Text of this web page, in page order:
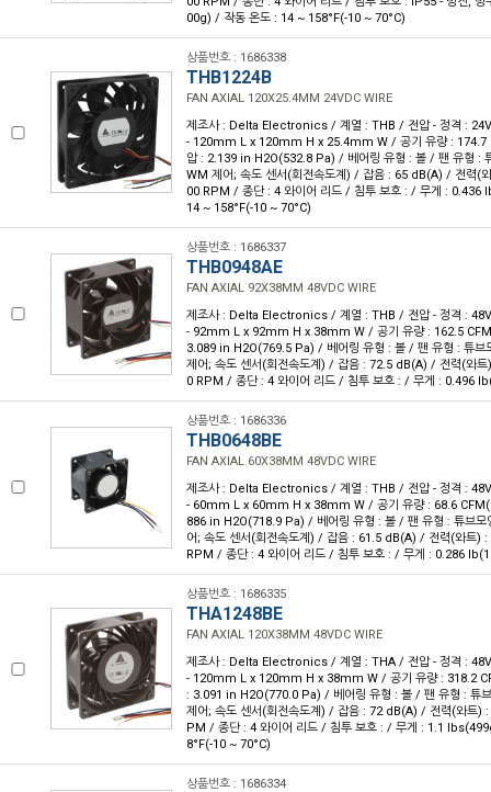
00g) / 작동 온도 : 14 ~ 158°F(-10 ~ 70°C)
상품번호 : 1686338
THB1224B
FAN AXIAL 120X25.4MM 24VDC WIRE
제조사 : Delta Electronics / 계열 : THB / 전압 - 정격 :
- 120mm L x 120mm H x 25.4mm W / 공기 유량 :
압 : 2.139 in H2O(532.8 Pa) / 베어링 유형 : 볼 / 팬 유형 :
WM 제어; 속도 센서(회전속도계) / 잡음 : 65 dB(A) / 전력(
00 RPM / 종단 : 4 와이어 리드 / 침투 보호 : / 무게 : 0.436
14 ~ 158°F(-10 ~ 70°C)
상품번호 : 1686337
THB0948AE
FAN AXIAL 92X38MM 48VDC WIRE
제조사 : Delta Electronics / 계열 : THB / 전압 - 정격 :
- 92mm L x 92mm H x 38mm W / 공기 유량 : 162.5
3.089 in H2O(769.5 Pa) / 베어링 유형 : 볼 / 팬 유형 : 튜브
제어; 속도 센서(회전속도계) / 잡음 : 72.5 dB(A) / 전력(와
0 RPM / 종단 : 4 와이어 리드 / 침투 보호 : / 무게 : 0.496
상품번호 : 1686336
THB0648BE
FAN AXIAL 60X38MM 48VDC WIRE
제조사 : Delta Electronics / 계열 : THB / 전압 - 정격 :
- 60mm L x 60mm H x 38mm W / 공기 유량 : 68.6
886 in H2O(718.9 Pa) / 베어링 유형 : 볼 / 팬 유형 : 튜브
어; 속도 센서(회전속도계) / 잡음 : 61.5 dB(A) / 전력(와트)
RPM / 종단 : 4 와이어 리드 / 침투 보호 : / 무게 : 0.286
상품번호 : 1686335
THA1248BE
FAN AXIAL 120X38MM 48VDC WIRE
제조사 : Delta Electronics / 계열 : THA / 전압 - 정격 :
- 120mm L x 120mm H x 38mm W / 공기 유량 : 318.2
: 3.091 in H2O(770.0 Pa) / 베어링 유형 : 볼 / 팬 유형 : 튜
제어; 속도 센서(회전속도계) / 잡음 : 72 dB(A) / 전력(와트)
PM / 종단 : 4 와이어 리드 / 침투 보호 : / 무게 : 1.1
8°F(-10 ~ 70°C)
상품번호 : 1686334